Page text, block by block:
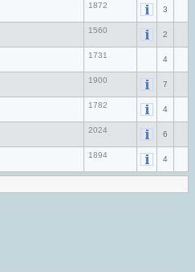
1872 3
1560 2
1731 4
1900 7
1782 4
2024 6
1894 4